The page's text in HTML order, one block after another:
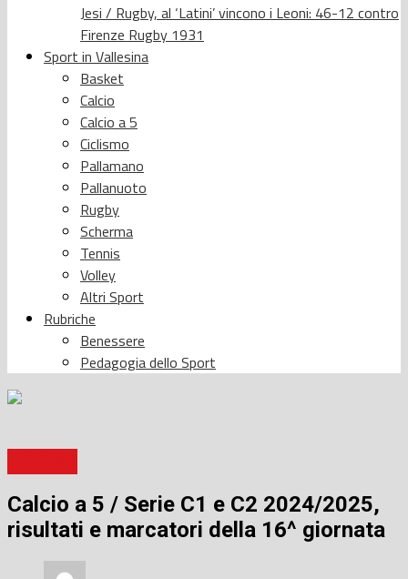
Jesi / Rugby, al ‘Latini’ vincono i Leoni: 46-12 contro
Firenze Rugby 1931
Sport in Vallesina
Basket
Calcio
Calcio a 5
Ciclismo
Pallamano
Pallanuoto
Rugby
Scherma
Tennis
Volley
Altri Sport
Rubriche
Benessere
Pedagogia dello Sport
Calcio a 5 / Serie C1 e C2 2024/2025,
risultati e marcatori della 16^ giornata